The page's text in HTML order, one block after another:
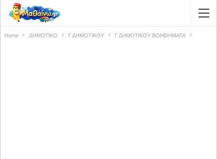
Home ΔΗΜΟΤΙΚΟ Γ ΔΗΜΟΤΙΚΟΥ Γ ΔΗΜΟΤΙΚΟΥ ΒΟΗΘΗΜΑΤΑ